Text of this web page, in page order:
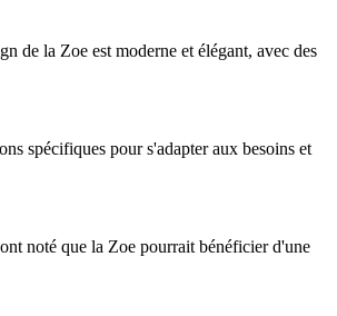
de la Zoe est moderne et élégant, avec des
spécifiques pour s'adapter aux besoins et
noté que la Zoe pourrait bénéficier d'une